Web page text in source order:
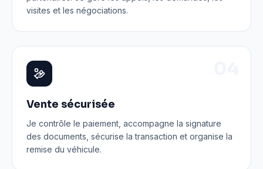
visites et les négociations.
Vente sécurisée
Je contrôle le paiement, accompagne la signature
des documents, sécurise la transaction et organise la
remise du véhicule.